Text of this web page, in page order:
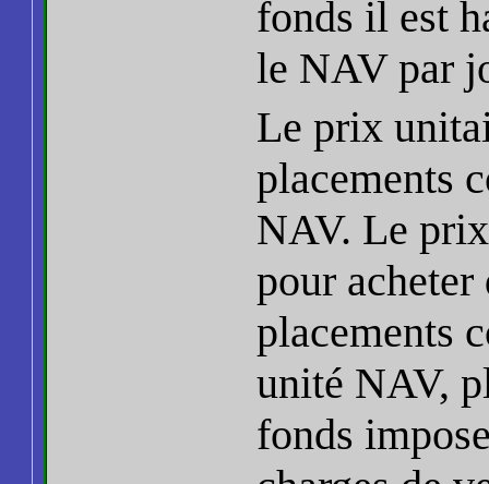
fonds il est
le NAV par
Le prix
placements
NAV. Le
pour acheter
placements
unité NAV,
fonds